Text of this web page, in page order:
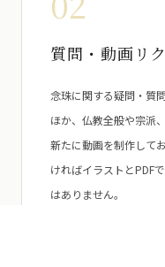
質問・動画リ
念珠に関する疑問・質
ほか、仏教全般や宗派
新たに動画を制作して
ければイラストとPDF
はありません。